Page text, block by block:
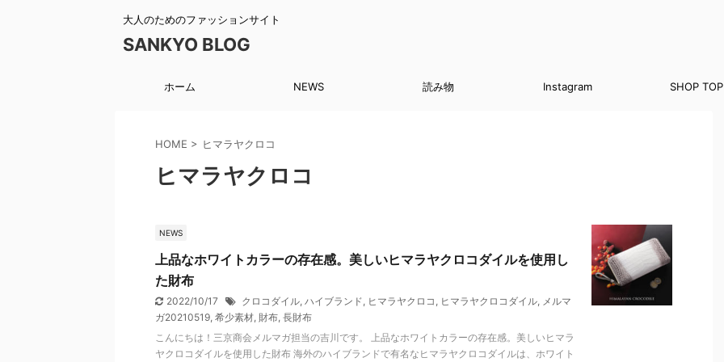
大人のためのファッションサイト
SANKYO BLOG
ホーム NEWS 読み物 Instagram SHOP TOP
HOME > ヒマラヤクロコ
ヒマラヤクロコ
NEWS
上品なホワイトカラーの存在感。美しいヒマラヤクロコダイルを使用し
た財布
2022/10/17 クロコダイル, ハイブランド, ヒマラヤクロコ , ヒマラヤクロコダイル, メルマ
ガ20210519, 希少素材, 財布, 長財布
こんにちは！三京商会メルマガ担当の吉川です。 上品なホワイトカラーの存在感。美しいヒマラ
ヤクロコダイルを使用した財布 海外のハイブランドで有名なヒマラヤクロコダイルは、ホワイト